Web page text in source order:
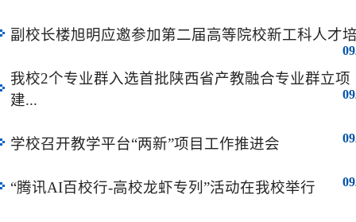
副校长楼旭明应邀参加第二届高等院校新工科人才
09
我校2个专业群入选首批陕西省产教融合专业群立项
建...
09
学校召开教学平台“两新”项目工作推进会 09
“腾讯AI百校行-高校龙虾专列”活动在我校举行 09